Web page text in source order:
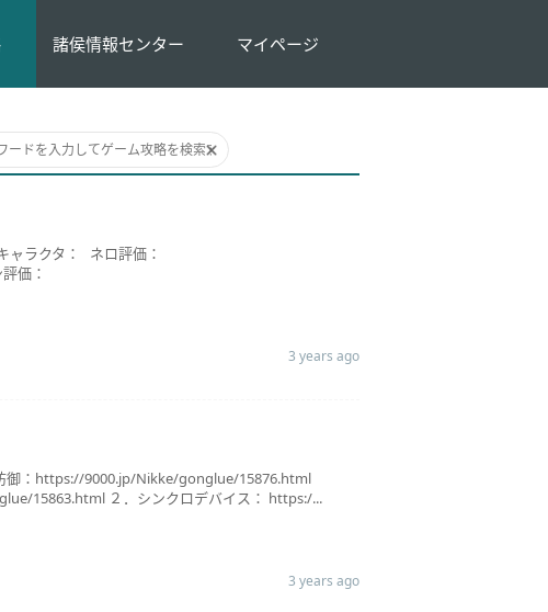
諸侯情報センター マイページ
ャラクタ： ネロ評価：
価：
3 years ago
御：https://9000.jp/Nikke/gonglue/15876.html
15863.html ２．シンクロデバイス： https:/...
3 years ago